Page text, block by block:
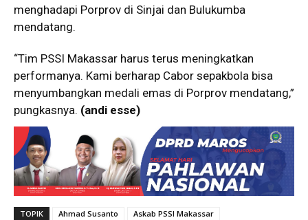
menghadapi Porprov di Sinjai dan Bulukumba
mendatang.
“Tim PSSI Makassar harus terus meningkatkan
performanya. Kami berharap Cabor sepakbola bisa
menyumbangkan medali emas di Porprov mendatang,”
pungkasnya. (andi esse)
TOPIK Ahmad Susanto
Askab PSSI Makassar